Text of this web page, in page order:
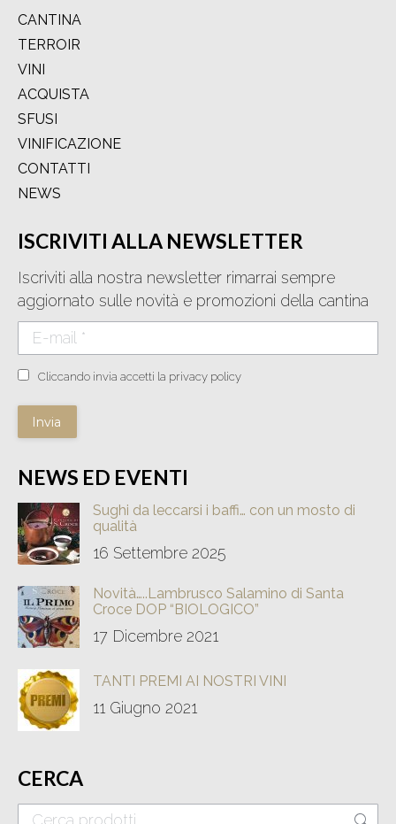
CANTINA
TERROIR
VINI
ACQUISTA
SFUSI
VINIFICAZIONE
CONTATTI
NEWS
ISCRIVITI ALLA NEWSLETTER
Iscriviti alla nostra newsletter rimarrai sempre
aggiornato sulle novità e promozioni della cantina
E-mail *
Cliccando invia accetti la privacy policy
Invia
NEWS ED EVENTI
Sughi da leccarsi i baffi… con un mosto di
qualità
16 Settembre 2025
Novità…..Lambrusco Salamino di Santa
Croce DOP “BIOLOGICO”
17 Dicembre 2021
TANTI PREMI AI NOSTRI VINI
11 Giugno 2021
CERCA